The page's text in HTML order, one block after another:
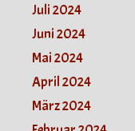
Juli 2024
Juni 2024
Mai 2024
April 2024
März 2024